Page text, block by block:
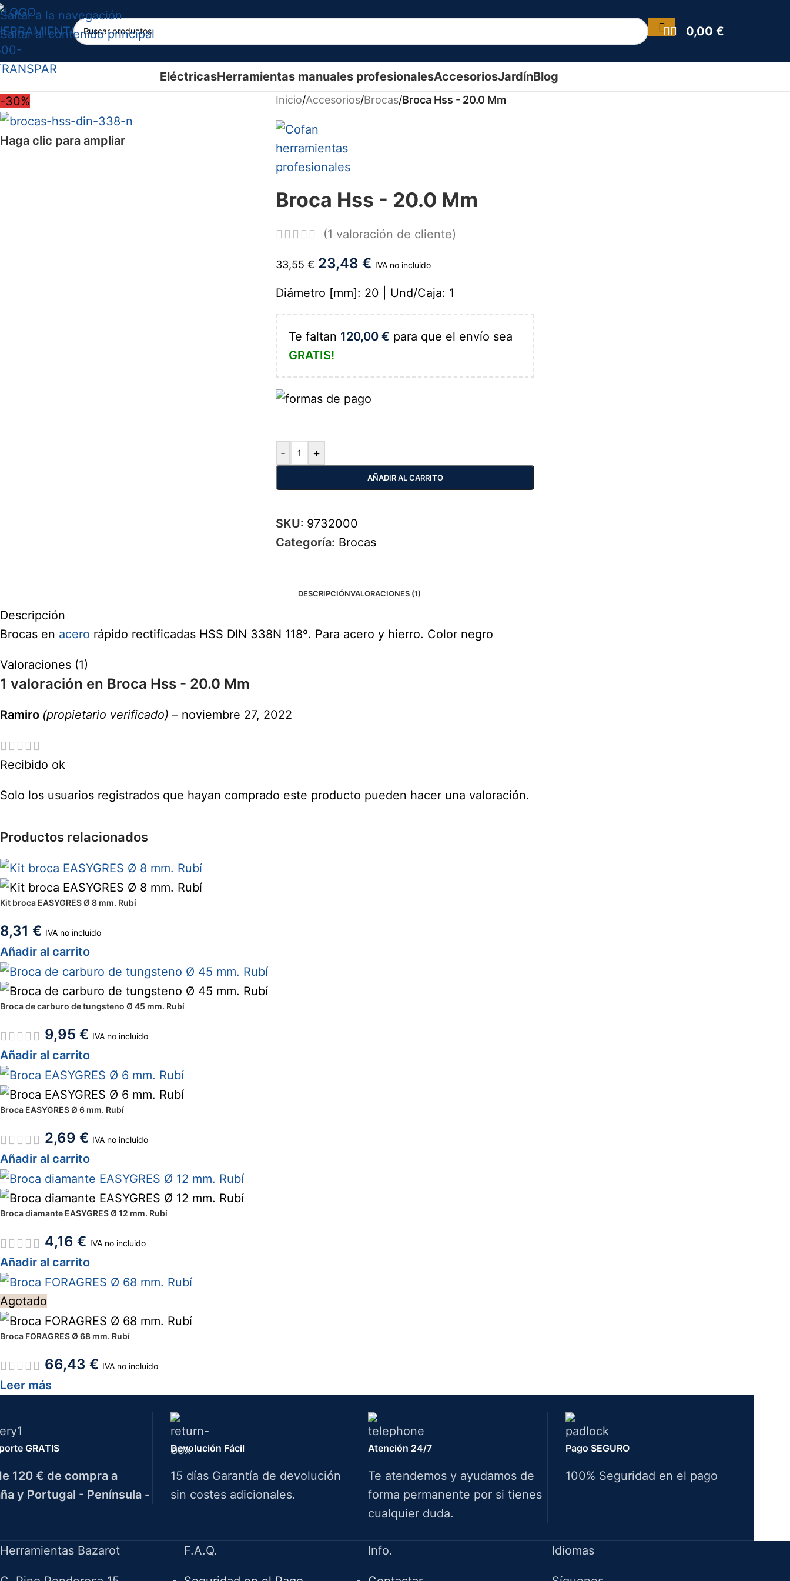
Saltar a la navegación
Saltar al contenido principal
0,00 €
EléctricasHerramientas manuales profesionalesAccesoriosJardínBlog
-30%
Haga clic para ampliar
Inicio/Accesorios/Brocas/Broca Hss - 20.0 Mm
Broca Hss - 20.0 Mm
(1 valoración de cliente)
33,55€ 23,48€ IVA no incluido
Diámetro [mm]: 20 | Und/Caja: 1
Te faltan 120,00€ para que el envío sea
GRATIS!
- +
AÑADIR AL CARRITO
SKU: 9732000
Categoría: Brocas
DESCRIPCIÓNVALORACIONES (1)
Descripción
Brocas en acero rápido rectificadas HSS DIN 338N 118º. Para acero y hierro. Color negro
Valoraciones (1)
1 valoración en Broca Hss - 20.0 Mm
Ramiro (propietario verificado) – noviembre 27, 2022
Recibido ok
Solo los usuarios registrados que hayan comprado este producto pueden hacer una valoración.
Productos relacionados
Kit broca EASYGRES Ø 8 mm. Rubí
8,31 € IVA no incluido
Añadir al carrito
Broca de carburo de tungsteno Ø 45 mm. Rubí
9,95 € IVA no incluido
Añadir al carrito
Broca EASYGRES Ø 6 mm. Rubí
2,69 € IVA no incluido
Añadir al carrito
Broca diamante EASYGRES Ø 12 mm. Rubí
4,16 € IVA no incluido
Añadir al carrito
Agotado
Broca FORAGRES Ø 68 mm. Rubí
66,43 € IVA no incluido
Leer más
GRATIS
120 € de compra a
y Portugal - Península -
Devolución Fácil
15 días Garantía de devolución
sin costes adicionales.
Atención 24/7
Te atendemos y ayudamos de
forma permanente por si tienes
cualquier duda.
Pago SEGURO
100% Seguridad en el pago
Herramientas Bazarot F.A.Q. Info. Idiomas